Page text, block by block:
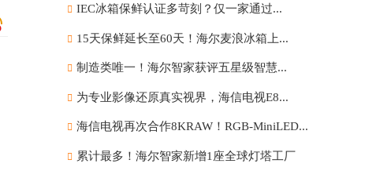
IEC冰箱保鲜认证多苛刻？仅一家通过...
15天保鲜延长至60天！海尔麦浪冰箱上...
制造类唯一！海尔智家获评五星级智慧...
为专业影像还原真实视界，海信电视E8...
海信电视再次合作8KRAW！RGB-MiniLED...
累计最多！海尔智家新增1座全球灯塔工厂